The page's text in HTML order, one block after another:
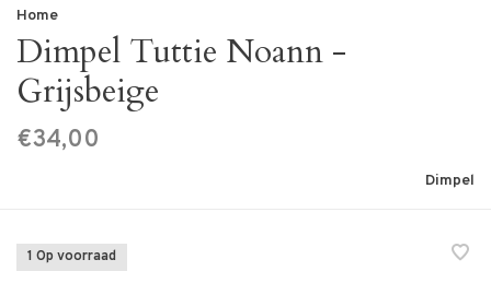
Home
Dimpel Tuttie Noann -
Grijsbeige
€34,00
Dimpel
1 Op voorraad